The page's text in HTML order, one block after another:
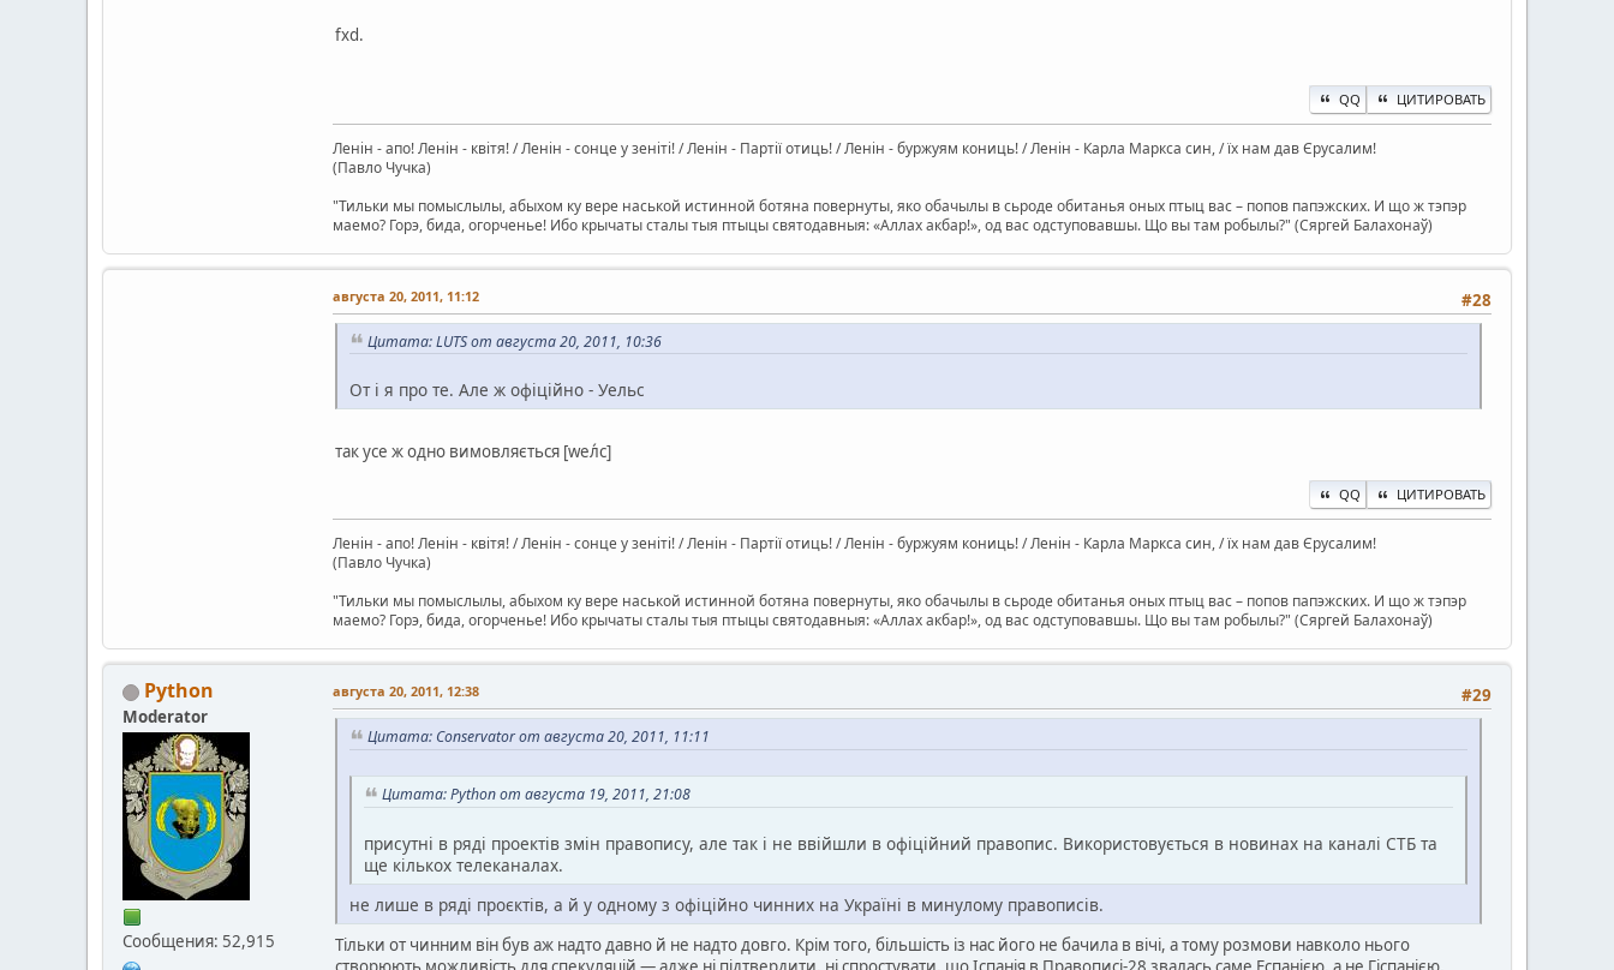
fxd.
QQ ЦИТИРОВАТЬ
Ленін - апо! Ленін - квітя! / Ленін - сонце у зеніті! / Ленін - Партії отиць! / Ленін - буржуям кониць! / Ленін - Карла Маркса син, / їх нам дав Єрусалим!
(Павло Чучка)
"Тильки мы помыслылы, абыхом ку вере наськой истинной ботяна повернуты, яко обачылы в сьроде обитанья оных птыц вас – попов папэжских. И що ж тэпэр
маемо? Горэ, бида, огорченье! Ибо крычаты сталы тыя птыцы святодавныя: «Аллах акбар!», од вас одступовавшы. Що вы там робылы?" (Сяргей Балахонаў)
#28
августа 20, 2011, 11:12
Цитата: LUTS от августа 20, 2011, 10:36
От і я про те. Але ж офіційно - Уельс
так усе ж одно вимовляється [wел́с]
QQ ЦИТИРОВАТЬ
Ленін - апо! Ленін - квітя! / Ленін - сонце у зеніті! / Ленін - Партії отиць! / Ленін - буржуям кониць! / Ленін - Карла Маркса син, / їх нам дав Єрусалим!
(Павло Чучка)
"Тильки мы помыслылы, абыхом ку вере наськой истинной ботяна повернуты, яко обачылы в сьроде обитанья оных птыц вас – попов папэжских. И що ж тэпэр
маемо? Горэ, бида, огорченье! Ибо крычаты сталы тыя птыцы святодавныя: «Аллах акбар!», од вас одступовавшы. Що вы там робылы?" (Сяргей Балахонаў)
Python
Moderator
Сообщения: 52,915
#29
августа 20, 2011, 12:38
Цитата: Conservator от августа 20, 2011, 11:11
Цитата: Python от августа 19, 2011, 21:08
присутні в ряді проектів змін правопису, але так і не ввійшли в офіційний правопис. Використовується в новинах на каналі СТБ та
ще кількох телеканалах.
не лише в ряді проєктів, а й у одному з офіційно чинних на Україні в минулому правописів.
Тільки от чинним він був аж надто давно й не надто довго. Крім того, більшість із нас його не бачила в вічі, а тому розмови навколо нього